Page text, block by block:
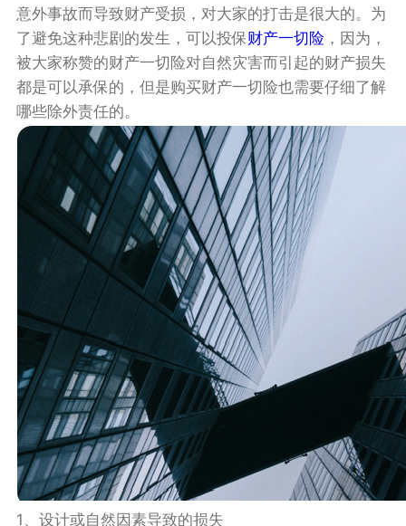
意外事故而导致财产受损，对大家的打击是很大的。为
了避免这种悲剧的发生，可以投保财产一切险‍ ，因为，
被大家称赞的财产一切险‍对自然灾害而引起的财产损失
都是可以承保的，但是购买财产一切险‍也需要仔细了解
哪些除外责任的。
1、设计或自然因素导致的损失